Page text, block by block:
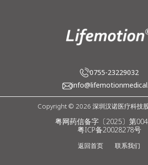
0755-23229032
Copyright © 2026 深圳汉诺医疗科技
粤网药信备字〔2025〕第
粤ICP备20028278号
返回首页 联系我们